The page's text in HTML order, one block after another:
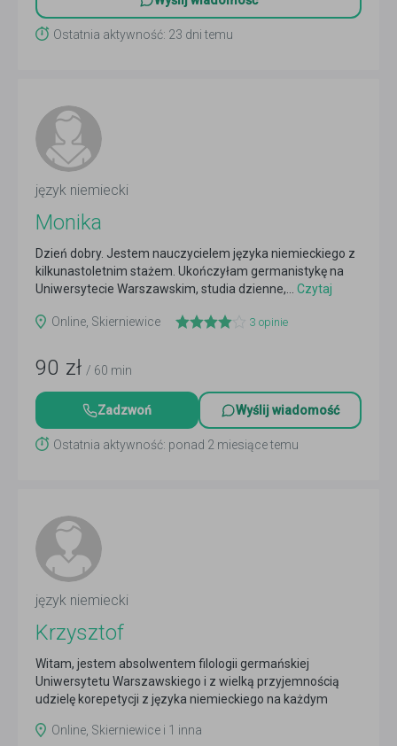
Ostatnia aktywność: 23 dni temu
język niemiecki
Monika
Dzień dobry. Jestem nauczycielem języka niemieckiego z
kilkunastoletnim stażem. Ukończyłam germanistykę na
Uniwersytecie Warszawskim, studia dzienne,... Czytaj
Online, Skierniewice
3 opinie
90 zł / 60 min
Zadzwoń Wyślij wiadomość
Ostatnia aktywność: ponad 2 miesiące temu
język niemiecki
Krzysztof
Witam, jestem absolwentem filologii germańskiej
Uniwersytetu Warszawskiego i z wielką przyjemnością
udzielę korepetycji z języka niemieckiego na każdym
Online, Skierniewice i 1 inna